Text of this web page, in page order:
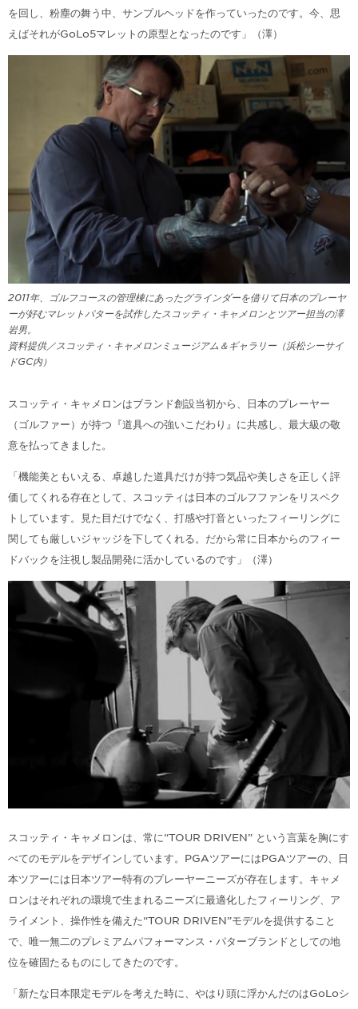
を回し、粉塵の舞う中、サンプルヘッドを作っていったのです。今、思
えばそれがGoLo5マレットの原型となったのです」（澤）
2011年、ゴルフコースの管理棟にあったグラインダーを借りて日本のプレーヤ
ーが好むマレットパターを試作したスコッティ・キャメロンとツアー担当の澤
岩男。
資料提供／スコッティ・キャメロンミュージアム＆ギャラリー（浜松シーサイ
ドGC内）
スコッティ・キャメロンはブランド創設当初から、日本のプレーヤー
（ゴルファー）が持つ『道具への強いこだわり』に共感し、最大級の敬
意を払ってきました。
「機能美ともいえる、卓越した道具だけが持つ気品や美しさを正しく評
価してくれる存在として、スコッティは日本のゴルフファンをリスペク
トしています。見た目だけでなく、打感や打音といったフィーリングに
関しても厳しいジャッジを下してくれる。だから常に日本からのフィー
ドバックを注視し製品開発に活かしているのです」（澤）
スコッティ・キャメロンは、常に“TOUR DRIVEN” という言葉を胸にす
べてのモデルをデザインしています。PGAツアーにはPGAツアーの、日
本ツアーには日本ツアー特有のプレーヤーニーズが存在します。キャメ
ロンはそれぞれの環境で生まれるニーズに最適化したフィーリング、ア
ライメント、操作性を備えた“TOUR DRIVEN”モデルを提供すること
で、唯一無二のプレミアムパフォーマンス・パターブランドとしての地
位を確固たるものにしてきたのです。
「新たな日本限定モデルを考えた時に、やはり頭に浮かんだのはGoLoシ